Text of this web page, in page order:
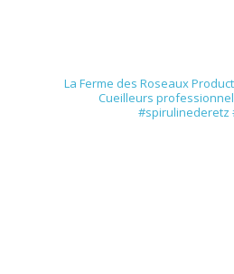
La Ferme des Roseaux
Cueilleurs
#spirulinederetz